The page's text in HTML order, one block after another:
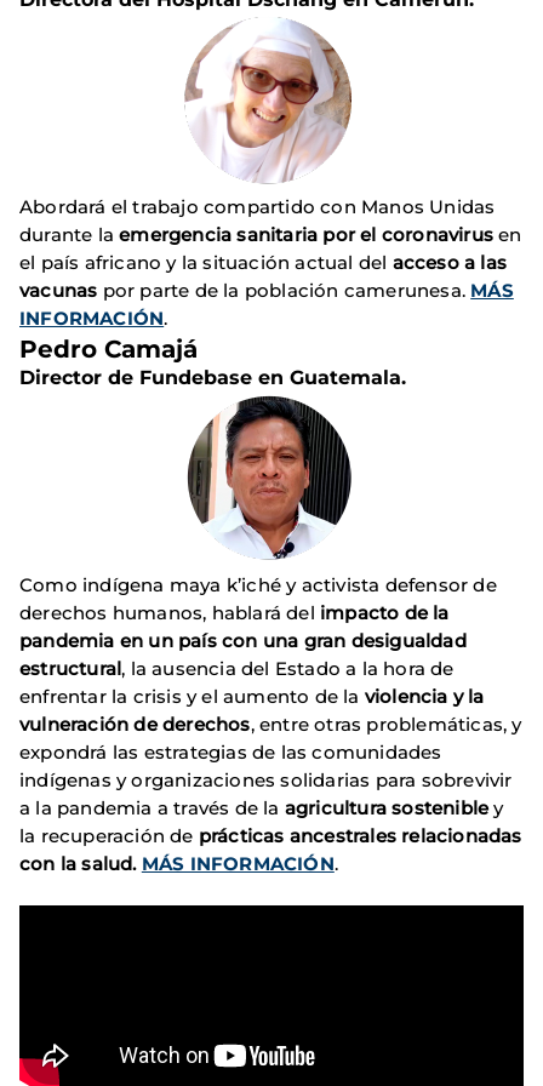
Abordará el trabajo compartido con Manos Unidas
durante laemergencia sanitaria por el coronavirusen
el país africano y la situación actual del acceso a las
vacunas por parte de la población camerunesa. MÁS
INFORMACIÓN.
Pedro Camajá
Director de Fundebase en Guatemala.
Como indígena maya k’iché y activista defensor de
derechos humanos, hablará del impacto de la
pandemia en un país con una gran desigualdad
estructural, la ausencia del Estado a la hora de
enfrentar la crisis y el aumento de la violencia y la
vulneración de derechos, entre otras problemáticas, y
expondrá las estrategias de las comunidades
indígenas y organizaciones solidarias para sobrevivir
a la pandemia a través de la agricultura sostenibley
la recuperación de prácticas ancestrales relacionadas
con la salud. MÁS INFORMACIÓN.